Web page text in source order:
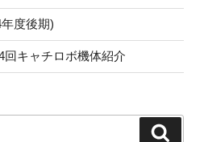
度後期)
キャチロボ機体紹介